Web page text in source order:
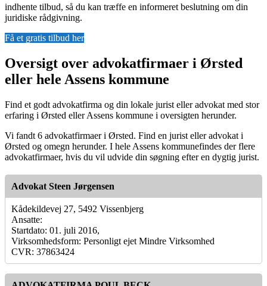
indhente tilbud, så du kan træffe en informeret beslutning om din
juridiske rådgivning.
Få et gratis tilbud her
Oversigt over advokatfirmaer i Ørsted
eller hele Assens kommune
Find et godt advokatfirma og din lokale jurist eller advokat med stor
erfaring i Ørsted eller Assens kommune i oversigten herunder.
Vi fandt 6 advokatfirmaer i Ørsted. Find en jurist eller advokat i
Ørsted og omegn herunder. I hele Assens kommunefindes der flere
advokatfirmaer, hvis du vil udvide din søgning efter en dygtig jurist.
Advokat Steen Jørgensen
Kådekildevej 27, 5492 Vissenbjerg
Ansatte:
Startdato: 01. juli 2016,
Virksomhedsform: Personligt ejet Mindre Virksomhed
CVR: 37863424